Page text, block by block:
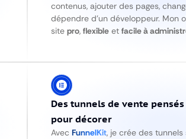
contenus, ajouter des pages,
dépendre d’un développeur. Mon
site pro, flexibleet facile à
Des tunnels de vente
pour décorer
Avec FunnelKit, je crée des